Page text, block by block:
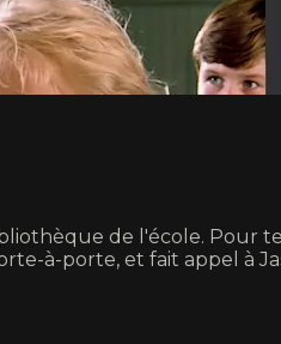
de l'école. Pour
à-porte, et fait appel à